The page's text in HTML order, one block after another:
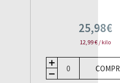
25,98€
12,99 € / kilo